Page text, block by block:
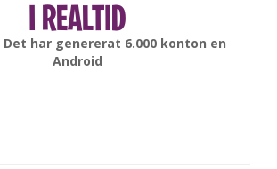
I REALTID
Det har genererat 6.000 konton en
Android